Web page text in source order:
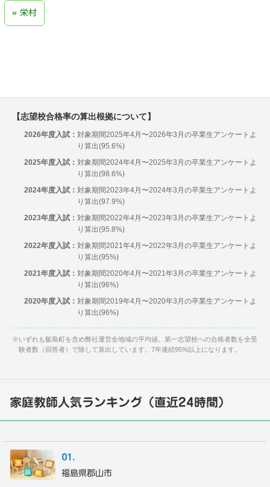
栄村
【志望校合格率の算出根拠について】
2026年度入試： 対象期間2025年4月〜2026年3月の卒業生アンケートよ
り算出(95.6%)
2025年度入試： 対象期間2024年4月〜2025年3月の卒業生アンケートよ
り算出(98.6%)
2024年度入試： 対象期間2023年4月〜2024年3月の卒業生アンケートよ
り算出(97.9%)
2023年度入試： 対象期間2022年4月〜2023年3月の卒業生アンケートよ
り算出(95.8%)
2022年度入試： 対象期間2021年4月〜2022年3月の卒業生アンケートよ
り算出(95%)
2021年度入試： 対象期間2020年4月〜2021年3月の卒業生アンケートよ
り算出(96%)
2020年度入試： 対象期間2019年4月〜2020年3月の卒業生アンケートよ
り算出(96%)
※いずれも飯島町を含め弊社運営全地域の平均値。第一志望校への合格者数を全受
験者数（回答者）で除して算出しています。7年連続95%以上になります。
家庭教師人気ランキング（直近24時間）
福島県郡山市